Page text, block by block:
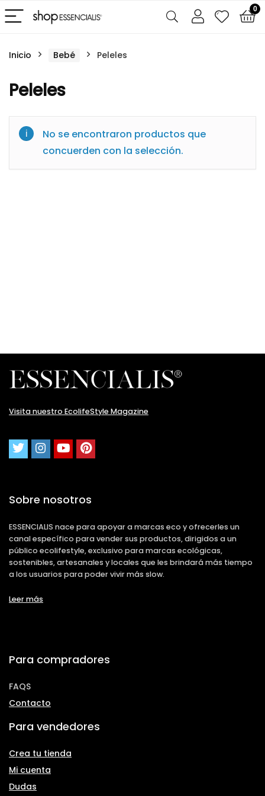
0
Inicio Bebé Peleles
Peleles
No se encontraron productos que
concuerden con la selección.
Visita nuestro EcolifeStyle Magazine
Sobre nosotros
ESSENCIALIS nace para apoyar a marcas eco y ofrecerles un
canal específico para vender sus productos, dirigidos a un
público ecolifestyle, exclusivo para marcas ecológicas,
sostenibles, artesanales y locales que les brindará más tiempo
a los usuarios para poder vivir más slow.
Leer más
Para compradores
FAQS
Contacto
Para vendedores
Crea tu tienda
Mi cuenta
Dudas